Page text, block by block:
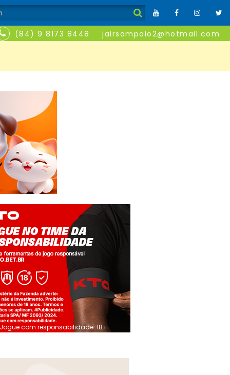
(84) 9 8173 8448 jairsampaio2@hotmail.com
Jogue com responsabilidade. 18+